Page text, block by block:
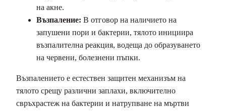
на акне.
Възпаление: В отговор на наличието на
запушени пори и бактерии, тялото инициира
възпалителна реакция, водеща до образуването
на червени, болезнени пъпки.
Възпалението е естествен защитен механизъм на
тялото срещу различни заплахи, включително
свръхрастеж на бактерии и натрупване на мъртви